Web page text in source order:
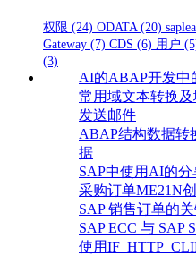
权限 (24) ODATA (20)
Gateway (7) CDS (6) 用户
(3)
AI的ABAP开发中
常用域文本转换及
发送邮件
ABAP结构数据转
据
SAP中使用AI的分
采购订单ME21N
SAP 销售订单的
SAP ECC 与 SAP
使用